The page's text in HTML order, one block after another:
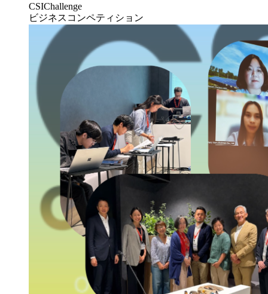
CSIChallenge
ビジネスコンペティション